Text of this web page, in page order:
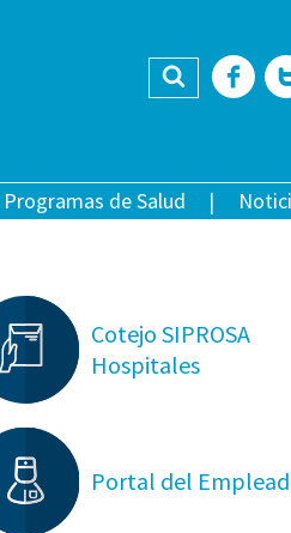
Buscar
Programas de Salud
Cotejo SIPROSA
Hospitales
Portal del